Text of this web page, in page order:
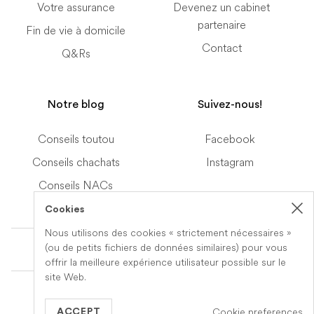
Cookies
Nous utilisons des cookies « strictement nécessaires »
(ou de petits fichiers de données similaires) pour vous
offrir la meilleure expérience utilisateur possible sur le
site Web.
ACCEPT
Votre assurance
Fin de vie à domicile
Q&Rs
Devenez un cabinet
partenaire
Contact
Notre blog
Conseils toutou
Conseils chachats
Conseils NACs
Suivez-nous!
Facebook
Instagram
Terms of Service